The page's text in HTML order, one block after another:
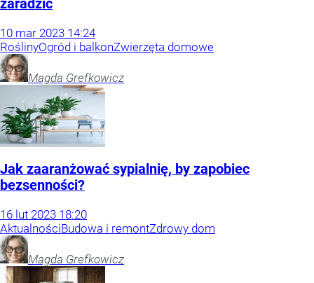
zaradzić
10 mar 2023 14:24
RoślinyOgród i balkonZwierzęta domowe
Magda Grefkowicz
Jak zaaranżować sypialnię, by zapobiec
bezsenności?
16 lut 2023 18:20
AktualnościBudowa i remontZdrowy dom
Magda Grefkowicz